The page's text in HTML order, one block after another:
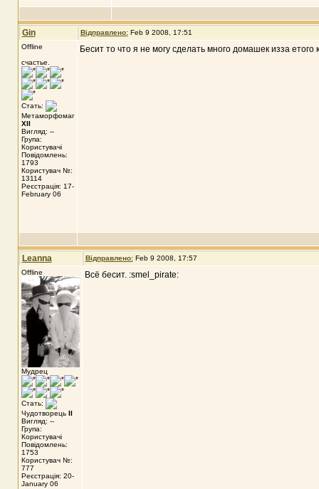
Gin Відправлено: Feb 9 2008, 17:51
Offline
счастье.
Стать:
Метаморфомаг
XII
Вигляд: --
Група:
Користувачі
Повідомлень:
1793
Користувач №:
13114
Реєстрація: 17-
February 06
Бесит то что я не могу сделать много домашек изза етого
Leanna Відправлено: Feb 9 2008, 17:57
Offline
Мудрец
Стать:
Чудотворець II
Вигляд: --
Група:
Користувачі
Повідомлень:
1753
Користувач №:
777
Реєстрація: 20-
January 06
Всё бесит. :smel_pirate: